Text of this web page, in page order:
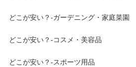
どこが安い？-ガーデニング・家庭菜園
どこが安い？-コスメ・美容品
どこが安い？-スポーツ用品